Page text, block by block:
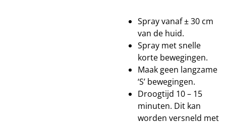
Spray vanaf ± 30 cm
van de huid.
Spray met snelle
korte bewegingen.
Maak geen langzame
‘S’ bewegingen.
Droogtijd 10 – 15
minuten. Dit kan
worden versneld met